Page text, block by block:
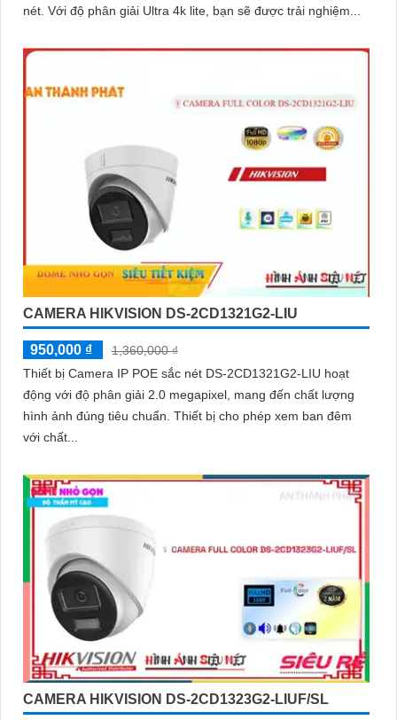
nét. Với độ phân giải Ultra 4k lite, bạn sẽ được trải nghiệm...
CAMERA HIKVISION DS-2CD1321G2-LIU
950,000 ₫
1,360,000 ₫
Thiết bị Camera IP POE sắc nét DS-2CD1321G2-LIU hoạt
động với độ phân giải 2.0 megapixel, mang đến chất lượng
hình ảnh đúng tiêu chuẩn. Thiết bị cho phép xem ban đêm
với chất...
CAMERA HIKVISION DS-2CD1323G2-LIUF/SL